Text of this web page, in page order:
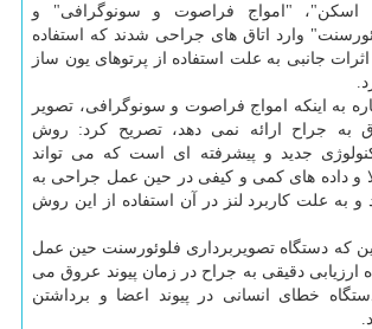
"امواج فراصوت و سونوگرافی" و
وارد اتاق های جراحی شدند که استفاده
جانبی به علت استفاده از پرتوهای یون ساز
به اینکه امواج فراصوت و سونوگرافی، تصویر
به جراح ارائه نمی دهد، تصریح کرد: روش
جدید و پیشرفته ای است که می تواند
و داده های کمی و کیفی در حین عمل جراحی به
به علت کاربرد لنز در آن استفاده از این روش
این که دستگاه تصویربرداری فلوئورسنت حین عمل
دقیقی به جراح در زمان پیوند عروق می
خطای انسانی در پیوند اعضا و برداشتن